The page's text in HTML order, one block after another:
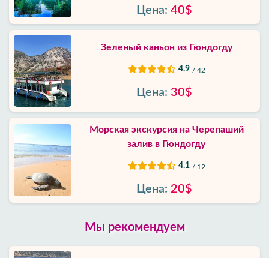
Цена: 40$
Зеленый каньон из Гюндогду
4.9 / 42
Цена: 30$
Морская экскурсия на Черепаший
залив в Гюндогду
4.1 / 12
Цена: 20$
Мы рекомендуем